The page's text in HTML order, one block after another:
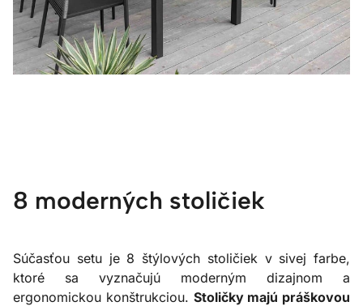
8 moderných stoličiek
Súčasťou setu je 8 štýlových stoličiek v sivej farbe,
ktoré sa vyznačujú moderným dizajnom a
ergonomickou konštrukciou. Stoličky majú práškovou